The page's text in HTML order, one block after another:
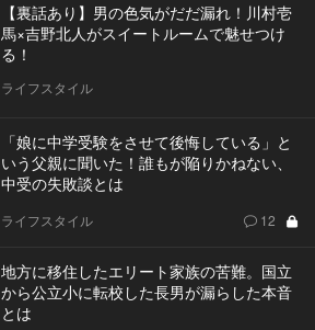
【裏話あり】男の色気がだだ漏れ！川村壱
馬×吉野北人がスイートルームで魅せつけ
る！
ライフスタイル
「娘に中学受験をさせて後悔している」と
いう父親に聞いた！誰もが陥りかねない、
中受の失敗談とは
ライフスタイル 12
地方に移住したエリート家族の苦難。国立
から公立小に転校した長男が漏らした本音
とは